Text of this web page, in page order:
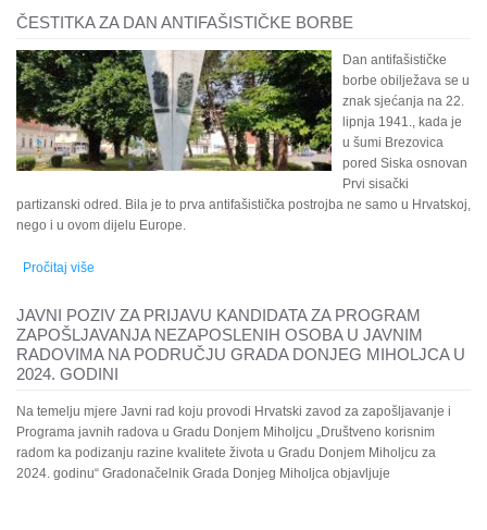
slobodan
ČESTITKA ZA DAN ANTIFAŠISTIČKE BORBE
Dan antifašističke
borbe obilježava se u
znak sjećanja na 22.
lipnja 1941., kada je
u šumi Brezovica
pored Siska osnovan
Prvi sisački
partizanski odred. Bila je to prva antifašistička postrojba ne samo u Hrvatskoj,
nego i u ovom dijelu Europe.
Pročitaj više
JAVNI POZIV ZA PRIJAVU KANDIDATA ZA PROGRAM
ZAPOŠLJAVANJA NEZAPOSLENIH OSOBA U JAVNIM
RADOVIMA NA PODRUČJU GRADA DONJEG MIHOLJCA U
2024. GODINI
Na temelju mjere Javni rad koju provodi Hrvatski zavod za zapošljavanje i
Programa javnih radova u Gradu Donjem Miholjcu „Društveno korisnim
radom ka podizanju razine kvalitete života u Gradu Donjem Miholjcu za
2024. godinu“ Gradonačelnik Grada Donjeg Miholjca objavljuje